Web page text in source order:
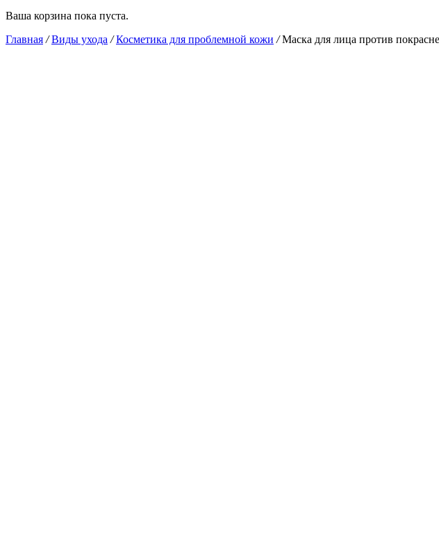
Ваша корзина пока пуста.
Главная /Виды ухода /Косметика для проблемной кожи /Маска для лица против